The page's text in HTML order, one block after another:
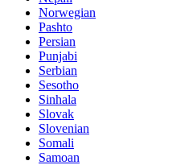
Norwegian
Pashto
Persian
Punjabi
Serbian
Sesotho
Sinhala
Slovak
Slovenian
Somali
Samoan